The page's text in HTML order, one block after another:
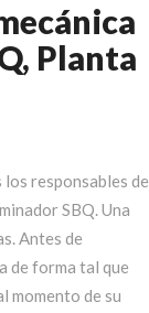
Planta
responsables de
SBQ. Una
Antes de
de forma tal que
momento de su